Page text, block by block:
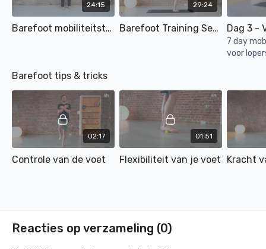
24:15
Barefoot mobiliteitstraining
29:24
Barefoot Training Session Dag 3 -
7 day
voor
Barefoot tips & tricks
02:17
Controle van de voet
01:51
Flexibiliteit van je voet Kracht
Reacties op verzameling (0)